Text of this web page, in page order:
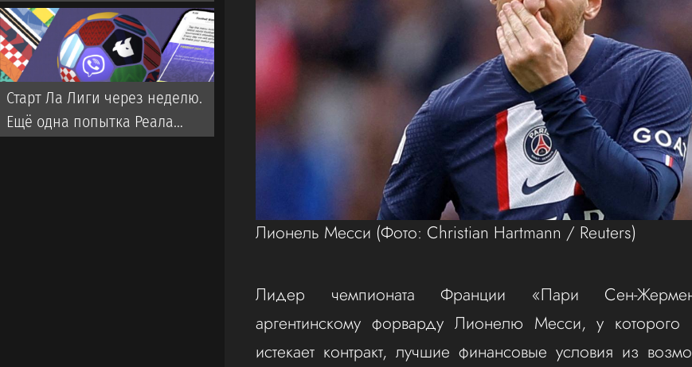
Лионель Месси (Фото: Christian Hartmann / Reuters)
Лидер чемпионата Франции «Пари Сен-
аргентинскому форварду Лионелю Месси, у
истекает контракт, лучшие финансовые условия из
забрать титул у Флика
Старт Ла Лиги через неделю.
Ещё одна попытка Реала